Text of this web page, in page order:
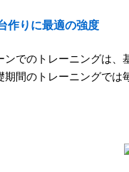
作りに最適の強度
ンでのトレーニングは
期間のトレーニングで